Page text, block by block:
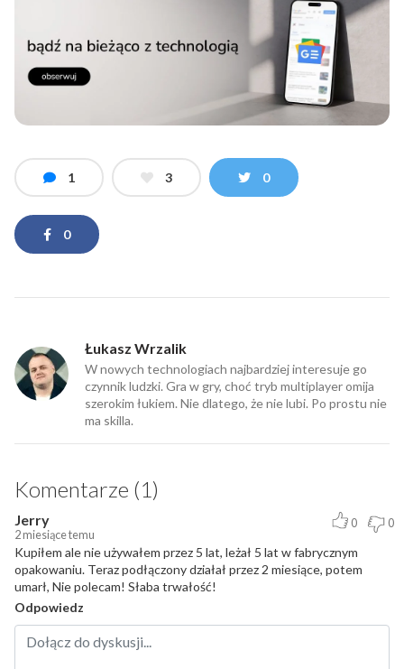
1 3 0
0
Łukasz Wrzalik
W nowych technologiach najbardziej interesuje go
czynnik ludzki. Gra w gry, choć tryb multiplayer omija
szerokim łukiem. Nie dlatego, że nie lubi. Po prostu nie
ma skilla.
Komentarze (1)
Jerry
2 miesiące temu
0 0
Kupiłem ale nie używałem przez 5 lat, leżał 5 lat w fabrycznym
opakowaniu. Teraz podłączony działał przez 2 miesiące, potem
umarł, Nie polecam! Słaba trwałość!
Odpowiedz